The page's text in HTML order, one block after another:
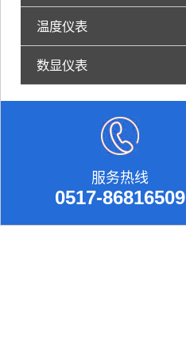
温度仪表
数显仪表
服务热线
0517-86816509